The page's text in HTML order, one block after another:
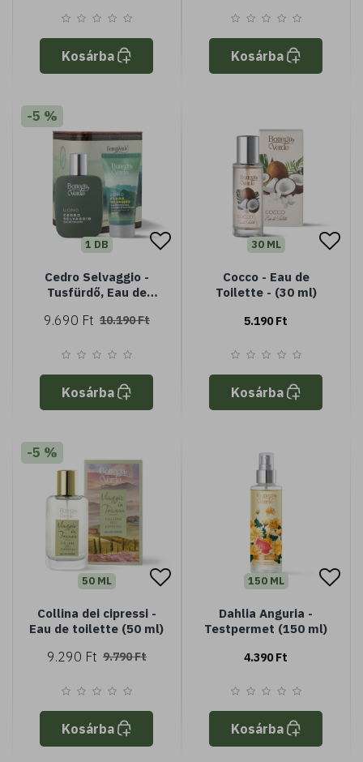
Kosárba Kosárba
-5 %
1 DB
Cedro Selvaggio -
Tusfürdő, Eau de
ajándékdoboz
9.690 Ft 10.190 Ft
Kosárba
30 ML
Cocco - Eau de
Toilette - (30 ml)
5.190 Ft
Kosárba
-5 %
50 ML
Collina dei cipressi -
Eau de toilette (50 ml)
9.290 Ft 9.790 Ft
Kosárba
150 ML
Dahlia Anguria -
Testpermet (150 ml)
4.390 Ft
Kosárba